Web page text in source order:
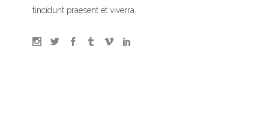
tincidunt praesent et viverra.